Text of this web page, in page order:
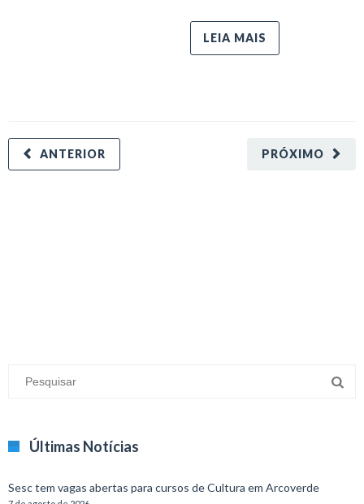
LEIA MAIS
PRÓXIMO
ANTERIOR
Últimas Notícias
Sesc tem vagas abertas para cursos de Cultura em Arcoverde